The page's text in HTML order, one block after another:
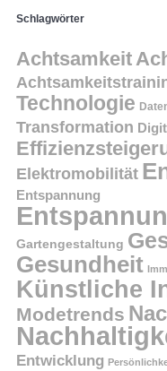
Schlagwörter
Achtsamkeit
Technologie
Transformation
Elektromobilität
Entspannung
Gartengestaltung
Gesundheit
Künstliche
Modetrends
Entwicklung